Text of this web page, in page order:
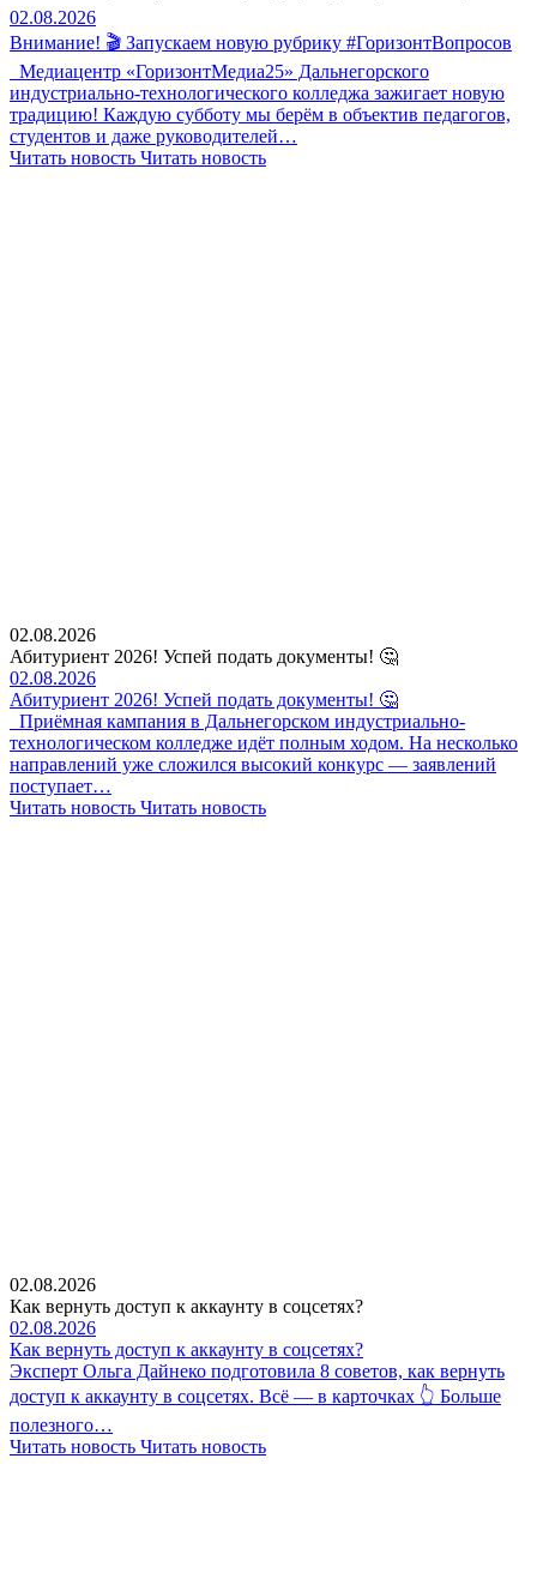
02.08.2026
Внимание! 🎬 Запускаем новую рубрику #ГоризонтВопросов
Медиацентр «ГоризонтМедиа25» Дальнегорского
индустриально-технологического колледжа зажигает новую
традицию! Каждую субботу мы берём в объектив педагогов,
студентов и даже руководителей…
Читать новость Читать новость
02.08.2026
Абитуриент 2026! Успей подать документы! 🤔
02.08.2026
Абитуриент 2026! Успей подать документы! 🤔
Приёмная кампания в Дальнегорском индустриально-
технологическом колледже идёт полным ходом. На несколько
направлений уже сложился высокий конкурс — заявлений
поступает…
Читать новость Читать новость
02.08.2026
Как вернуть доступ к аккаунту в соцсетях?
02.08.2026
Как вернуть доступ к аккаунту в соцсетях?
Эксперт Ольга Дайнеко подготовила 8 советов, как вернуть
доступ к аккаунту в соцсетях. Всё — в карточках 👆 Больше
полезного…
Читать новость Читать новость